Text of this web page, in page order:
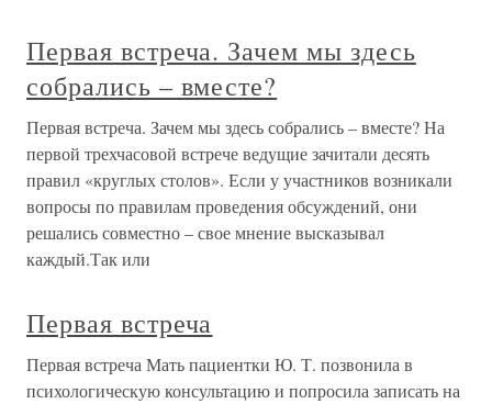
Первая встреча. Зачем мы здесь
собрались – вместе?
Первая встреча. Зачем мы здесь собрались – вместе? На
первой трехчасовой встрече ведущие зачитали десять
правил «круглых столов». Если у участников возникали
вопросы по правилам проведения обсуждений, они
решались совместно – свое мнение высказывал
каждый.Так или
Первая встреча
Первая встреча Мать пациентки Ю. Т. позвонила в
психологическую консультацию и попросила записать на